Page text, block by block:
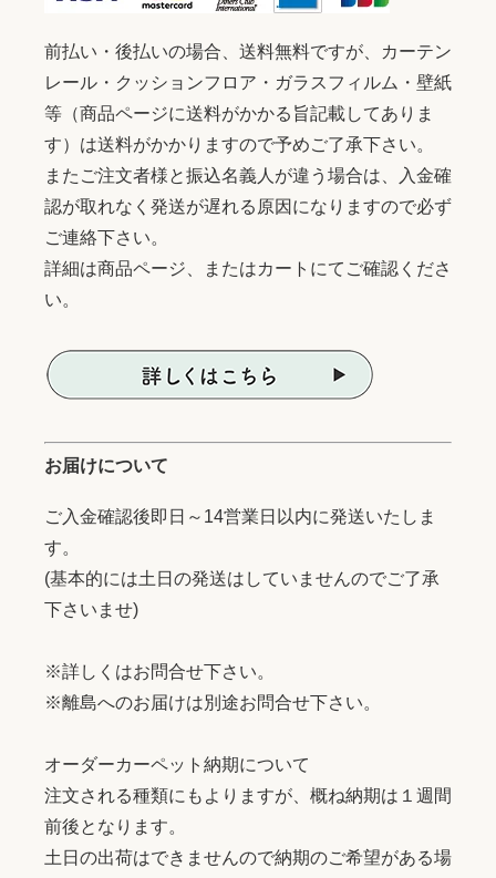
前払い・後払いの場合、送料無料ですが、カーテン
レール・クッションフロア・ガラスフィルム・壁紙
等（商品ページに送料がかかる旨記載してありま
す）は送料がかかりますので予めご了承下さい。
またご注文者様と振込名義人が違う場合は、入金確
認が取れなく発送が遅れる原因になりますので必ず
ご連絡下さい。
詳細は商品ページ、またはカートにてご確認くださ
い。
お届けについて
ご入金確認後即日～14営業日以内に発送いたしま
す。
(基本的には土日の発送はしていませんのでご了承
下さいませ)
※詳しくはお問合せ下さい。
※離島へのお届けは別途お問合せ下さい。
オーダーカーペット納期について
注文される種類にもよりますが、概ね納期は１週間
前後となります。
土日の出荷はできませんので納期のご希望がある場